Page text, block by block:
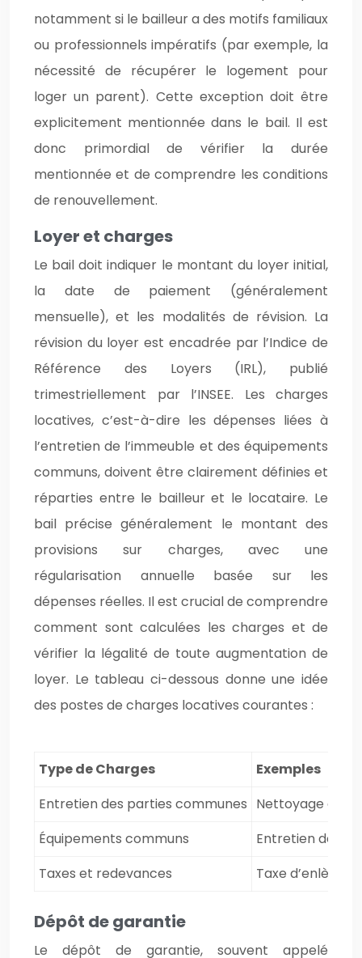
notamment si le bailleur a des motifs familiaux
ou professionnels impératifs (par exemple, la
nécessité de récupérer le logement pour
loger un parent). Cette exception doit être
explicitement mentionnée dans le bail. Il est
donc primordial de vérifier la durée
mentionnée et de comprendre les conditions
de renouvellement.
Loyer et charges
Le bail doit indiquer le montant du loyer initial,
la date de paiement (généralement
mensuelle), et les modalités de révision. La
révision du loyer est encadrée par l’Indice de
Référence des Loyers (IRL), publié
trimestriellement par l’INSEE. Les charges
locatives, c’est-à-dire les dépenses liées à
l’entretien de l’immeuble et des équipements
communs, doivent être clairement définies et
réparties entre le bailleur et le locataire. Le
bail précise généralement le montant des
provisions sur charges, avec une
régularisation annuelle basée sur les
dépenses réelles. Il est crucial de comprendre
comment sont calculées les charges et de
vérifier la légalité de toute augmentation de
loyer. Le tableau ci-dessous donne une idée
des postes de charges locatives courantes :
Type de Charges
Exemples
Entretien des parties communes Nettoyage des
Équipements communs
Entretien des
Taxes et redevances
Taxe
Dépôt de garantie
Le dépôt de garantie, souvent appelé